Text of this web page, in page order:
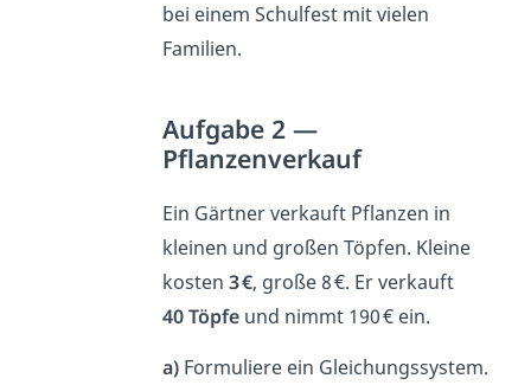
bei einem Schulfest mit vielen
Familien.
Aufgabe 2 —
Pflanzenverkauf
Ein Gärtner verkauft Pflanzen in
kleinen und großen Töpfen. Kleine
kosten3 €, große 8 €. Er verkauft
40 Töpfe und nimmt 190 € ein.
a) Formuliere ein Gleichungssystem.